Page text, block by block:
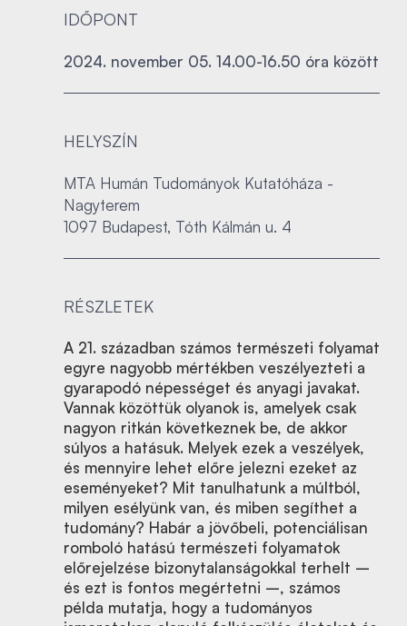
IDŐPONT
2024. november 05. 14.00-16.50 óra között
HELYSZÍN
MTA Humán Tudományok Kutatóháza -
Nagyterem
1097 Budapest, Tóth Kálmán u. 4
RÉSZLETEK
A 21. században számos természeti folyamat
egyre nagyobb mértékben veszélyezteti a
gyarapodó népességet és anyagi javakat.
Vannak közöttük olyanok is, amelyek csak
nagyon ritkán következnek be, de akkor
súlyos a hatásuk. Melyek ezek a veszélyek,
és mennyire lehet előre jelezni ezeket az
eseményeket? Mit tanulhatunk a múltból,
milyen esélyünk van, és miben segíthet a
tudomány? Habár a jövőbeli, potenciálisan
romboló hatású természeti folyamatok
előrejelzése bizonytalanságokkal terhelt –
és ezt is fontos megértetni –, számos
példa mutatja, hogy a tudományos